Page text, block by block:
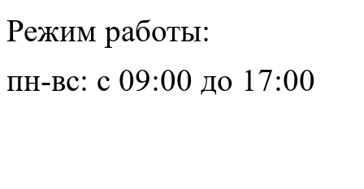
Режим работы:
пн-вс: с 09:00 до 17:00